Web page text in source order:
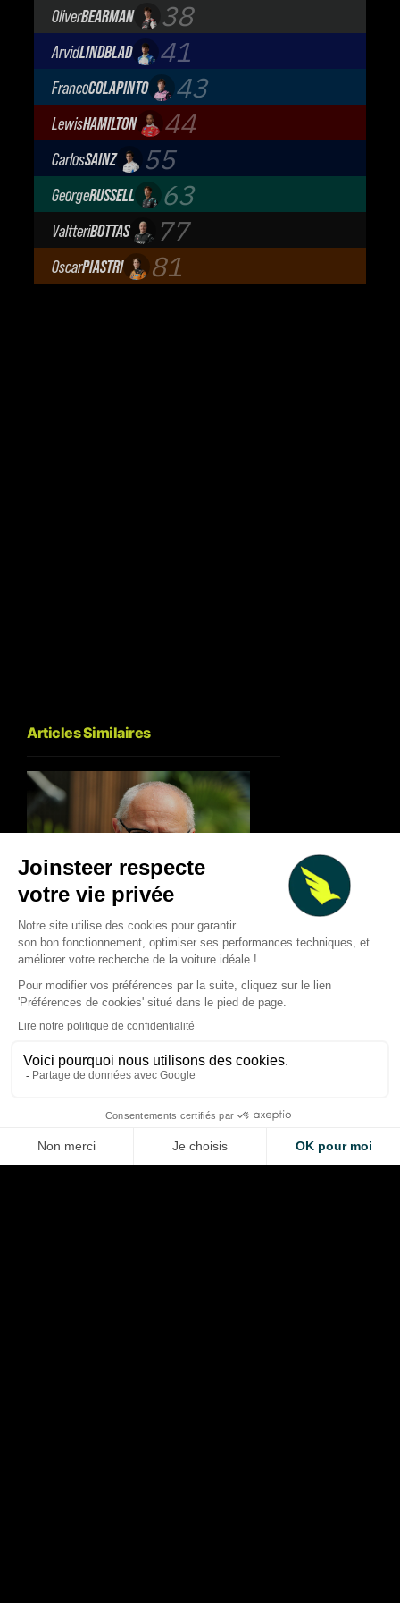
LA VOITURE DE VOS RÊVES
TGR Haas F1 Team
OliverBEARMAN 38
TGR Haas F1 Team
ArvidLINDBLAD 41
Visa Cash App Racing Bulls
FrancoCOLAPINTO 43
BWT Alpine Formula One Team
LewisHAMILTON 44
Scuderia Ferrari
CarlosSAINZ 55
Atlassian Williams F1 Team
GeorgeRUSSELL 63
Mercedes-AMG Petronas F1 Team
ValtteriBOTTAS 77
Cadillac Formula 1 Team
OscarPIASTRI 81
Articles Similaires
F1 : forte baisse des revenus
au T2 2026, calendrier
chamboulé et nouvelles
pistes de croissance
Aug 6, 2026
Deux Grands Prix
Silverstone et le
Americas lancent
Aug 6, 2026